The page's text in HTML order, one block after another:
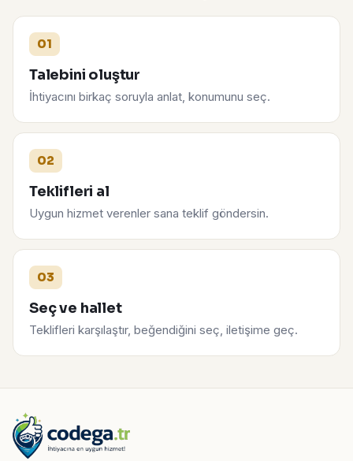
01
Talebini oluştur
İhtiyacını birkaç soruyla anlat, konumunu seç.
02
Teklifleri al
Uygun hizmet verenler sana teklif göndersin.
03
Seç ve hallet
Teklifleri karşılaştır, beğendiğini seç, iletişime geç.